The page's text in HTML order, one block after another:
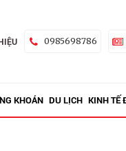
0985698786
KHOÁN DU LỊCH KINH TẾ